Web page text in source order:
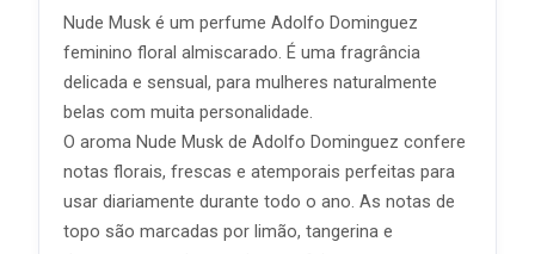
12x R$ 15,50 sem juros
Nude Musk é um perfume Adolfo Dominguez
feminino floral almiscarado. É uma fragrância
delicada e sensual, para mulheres naturalmente
belas com muita personalidade.
O aroma Nude Musk de Adolfo Dominguez confere
notas florais, frescas e atemporais perfeitas para
usar diariamente durante todo o ano. As notas de
topo são marcadas por limão, tangerina e